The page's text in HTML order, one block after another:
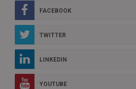
FACEBOOK
TWITTER
LINKEDIN
YOUTUBE